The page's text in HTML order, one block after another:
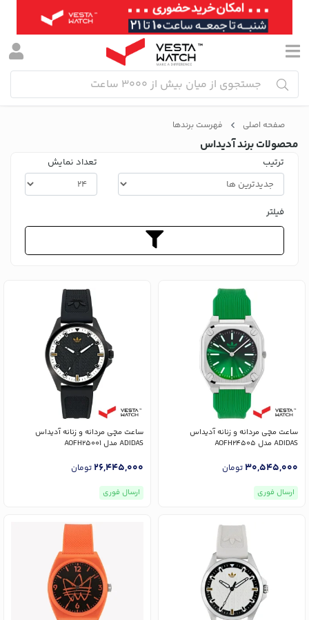
صفحه اصلی فهرست برندها
محصولات برند آدیداس
ترتیب تعداد نمایش
فیلتر
ساعت مچی مردانه و زنانه آدیداس
ADIDAS مدل AOFH24505
30,545,000تومان
ارسال فوری
ساعت مچی مردانه و زنانه آدیداس
ADIDAS مدل AOFH25001
26,445,000تومان
ارسال فوری